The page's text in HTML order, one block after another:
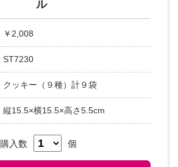
ル
￥2,008
ST7230
クッキー（９種）計９袋
縦15.5×横15.5×高さ5.5cm
購入数 個